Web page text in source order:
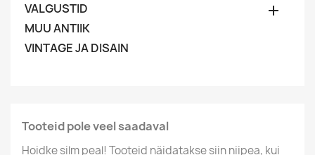
VALGUSTID

MUU ANTIIK
VINTAGE JA DISAIN
Tooteid pole veel saadaval
Hoidke silm peal! Tooteid näidatakse siin niipea, kui